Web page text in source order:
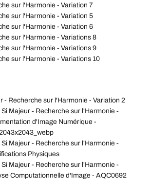
sur l'Harmonie - Variation 7
sur l'Harmonie - Variation 5
sur l'Harmonie - Variation 6
sur l'Harmonie - Variations 8
sur l'Harmonie - Variations 9
sur l'Harmonie - Variations 10
- Recherche sur l'Harmonie - Variation 2
Majeur - Recherche sur l'Harmonie -
d'Image Numérique -
Majeur - Recherche sur l'Harmonie -
Physiques
Majeur - Recherche sur l'Harmonie -
Computationnelle d'Image - AQC0692